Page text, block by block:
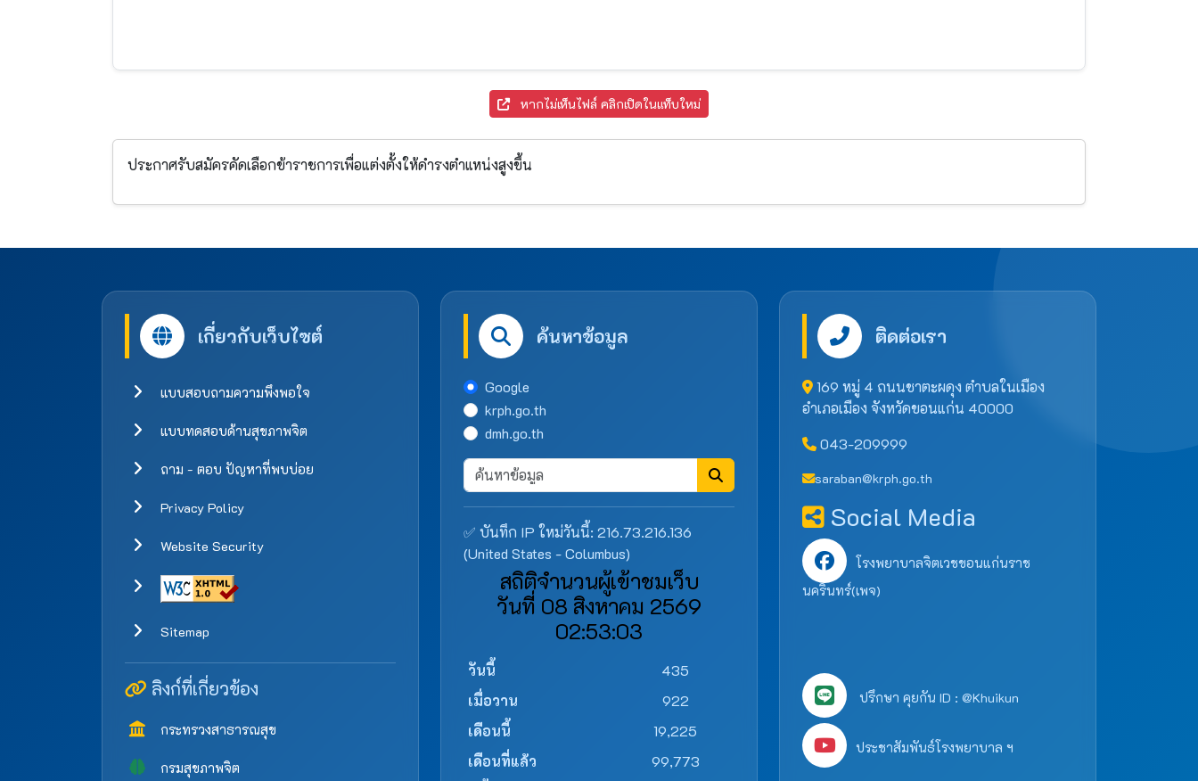
หากไม่เห็นไฟล์ คลิกเปิดในแท็บใหม่
ประกาศรับสมัครคัดเลือกข้าราชการเพื่อแต่งตั้งให้ดำรงตำแหน่งสูงขึ้น
เกี่ยวกับเว็บไซต์
แบบสอบถามความพึงพอใจ
แบบทดสอบด้านสุขภาพจิต
ถาม - ตอบ ปัญหาที่พบบ่อย
Privacy Policy
Website Security
Sitemap
ลิงก์ที่เกี่ยวข้อง
กระทรวงสาธารณสุข
กรมสุขภาพจิต
ค้นหาข้อมูล
Google
krph.go.th
dmh.go.th
✅ บันทึก IP ใหม่วันนี้: 216.73.216.136
(United States - Columbus)
สถิติจำนวนผู้เข้าชมเว็บ
วันที่ 08 สิงหาคม 2569
02:53:03
วันนี้
435
เมื่อวาน
922
เดือนนี้
19,225
เดือนที่แล้ว
99,773
ติดต่อเรา
169 หมู่ 4 ถนนชาตะผดุง ตำบลในเมือง
อำเภอเมือง จังหวัดขอนแก่น 40000
043-209999
saraban@krph.go.th
Social Media
โรงพยาบาลจิตเวชขอนแก่นราช
นครินทร์(เพจ)
ปรึกษา คุยกัน ID : @Khuikun
ประชาสัมพันธ์โรงพยาบาล ฯ